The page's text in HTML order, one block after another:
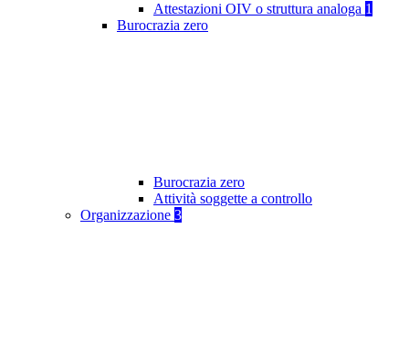
Attestazioni OIV o struttura analoga 1
Burocrazia zero
Burocrazia zero
Attività soggette a controllo
Organizzazione 3